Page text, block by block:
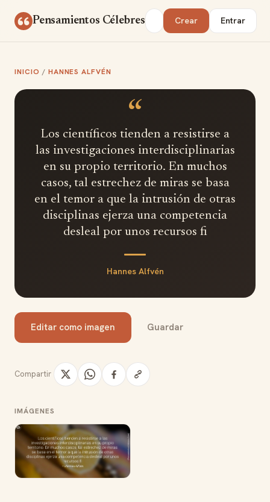
Pensamientos Célebres Buscar Crear Entrar
INICIO / HANNES ALFVÉN
“
Los científicos tienden a resistirse a
las investigaciones interdisciplinarias
en su propio territorio. En muchos
casos, tal estrechez de miras se basa
en el temor a que la intrusión de otras
disciplinas ejerza una competencia
desleal por unos recursos fi
Hannes Alfvén
Editar como imagen Guardar
Compartir
IMÁGENES